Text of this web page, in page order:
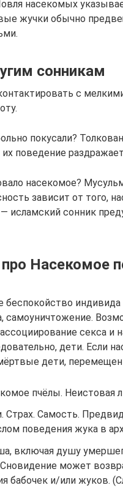
насекомых
жучки обычно
сонникам
с
покусали?
поведение
насекомое?
зависит от того,
исламский сонник
Насекомое
беспокойство
самоуничтожение.
секса и
дети. Если
дети,
пчёлы. Неистовая
Самость.
поведения жука в
включая душу
может
бабочек и/или жуков.